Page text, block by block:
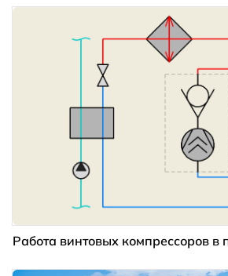
Работа винтовых компрессоров в